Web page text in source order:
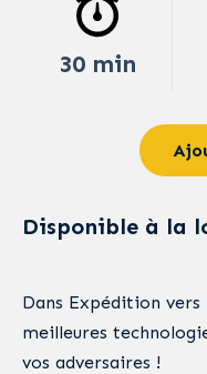
30 min
Disponible à la
Dans Expédition
meilleures
vos adversaires !